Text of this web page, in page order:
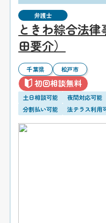
弁護士
ときわ綜合法
田要介）
千葉県 松戸市
初回相談無料
土日相談可能 夜間対応可能
分割払い可能
法テラス利用